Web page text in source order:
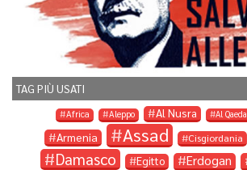
TAG PIÙ USATI
Africa Aleppo Al Nusra Al Qaeda
Armenia Assad Cisgiordania
Damasco Egitto Erdogan